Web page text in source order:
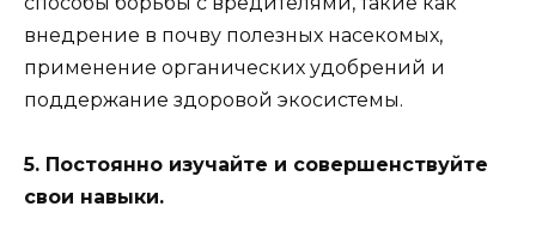
внедрение в почву полезных насекомых,
применение органических удобрений и
поддержание здоровой экосистемы.
5. Постоянно изучайте и совершенствуйте
свои навыки.